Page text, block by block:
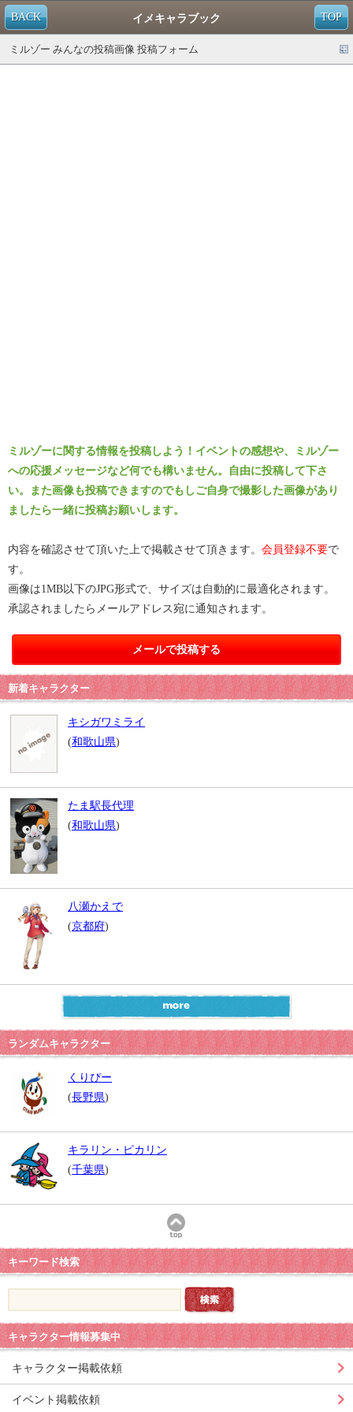
TOP
BACK イメキャラブック
ミルゾー みんなの投稿画像 投稿フォーム
ミルゾーに関する情報を投稿しよう！イベントの感想や、ミルゾー
への応援メッセージなど何でも構いません。自由に投稿して下さ
い。また画像も投稿できますのでもしご自身で撮影した画像があり
ましたら一緒に投稿お願いします。
内容を確認させて頂いた上で掲載させて頂きます。 会員登録不要で
す。
画像は1MB以下のJPG形式で、サイズは自動的に最適化されます。
承認されましたらメールアドレス宛に通知されます。
メールで投稿する
新着キャラクター
キシガワミライ
(和歌山県)
たま駅長代理
(和歌山県)
八瀬かえで
(京都府)
ランダムキャラクター
くりぴー
(長野県)
キラリン・ピカリン
(千葉県)
キーワード検索
キャラクター情報募集中
キャラクター掲載依頼
イベント掲載依頼